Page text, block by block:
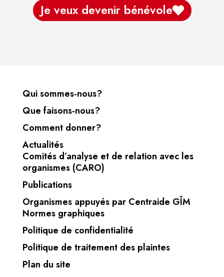
Je veux devenir bénévole
Qui sommes-nous?
Que faisons-nous?
Comment donner?
Actualités
Comités d’analyse et de relation avec les
organismes (CARO)
Publications
Organismes appuyés par Centraide GÎM
Normes graphiques
Politique de confidentialité
Politique de traitement des plaintes
Plan du site